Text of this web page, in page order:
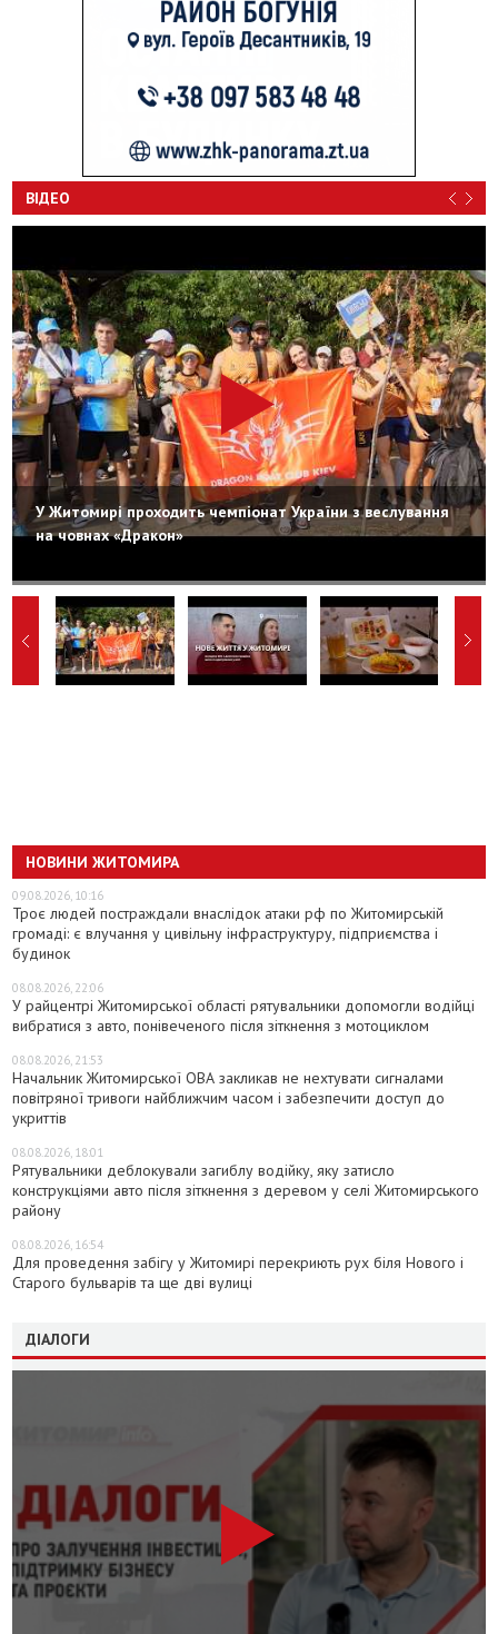
ВІДЕО
У Житомирі проходить чемпіонат України з веслування
на човнах «Дракон»
НОВИНИ ЖИТОМИРА
09.08.2026, 10:16
Троє людей постраждали внаслідок атаки рф по Житомирській
громаді: є влучання у цивільну інфраструктуру, підприємства і
будинок
08.08.2026, 22:06
У райцентрі Житомирської області рятувальники допомогли водійці
вибратися з авто, понівеченого після зіткнення з мотоциклом
08.08.2026, 21:53
Начальник Житомирської ОВА закликав не нехтувати сигналами
повітряної тривоги найближчим часом і забезпечити доступ до
укриттів
08.08.2026, 18:01
Рятувальники деблокували загиблу водійку, яку затисло
конструкціями авто після зіткнення з деревом у селі Житомирського
району
08.08.2026, 16:54
Для проведення забігу у Житомирі перекриють рух біля Нового і
Старого бульварів та ще дві вулиці
ДІАЛОГИ